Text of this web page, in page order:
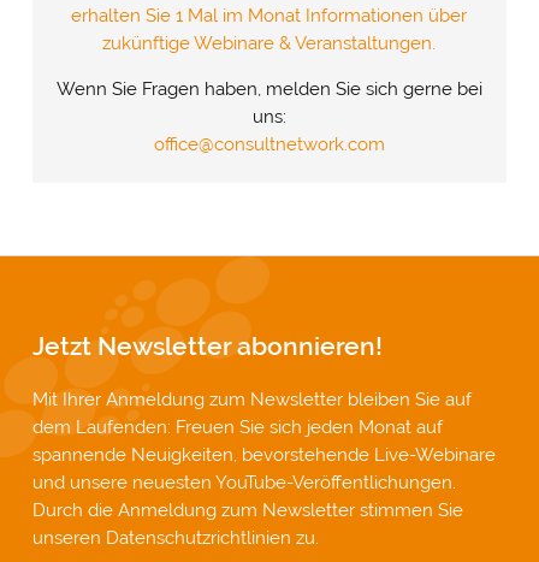
erhalten Sie 1 Mal im Monat Informationen über
zukünftige Webinare & Veranstaltungen.
Wenn Sie Fragen haben, melden Sie sich gerne bei
uns:
office@consultnetwork.com
Jetzt Newsletter abonnieren!
Mit Ihrer Anmeldung zum Newsletter bleiben Sie auf
dem Laufenden: Freuen Sie sich jeden Monat auf
spannende Neuigkeiten, bevorstehende Live-Webinare
und unsere neuesten YouTube-Veröffentlichungen.
Durch die Anmeldung zum Newsletter stimmen Sie
unseren Datenschutzrichtlinien zu.